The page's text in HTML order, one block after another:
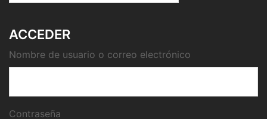
ACCEDER
Nombre de usuario o correo electrónico
Contraseña